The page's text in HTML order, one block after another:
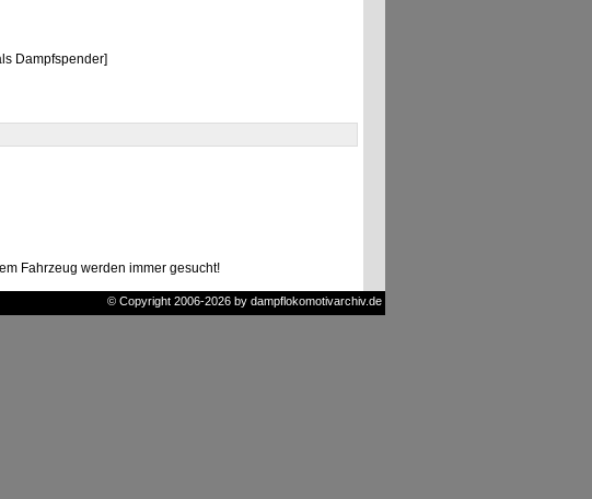
Dampfspender]
Fahrzeug werden immer gesucht!
© Copyright 2006-2026 by dampflokomotivarchiv.de